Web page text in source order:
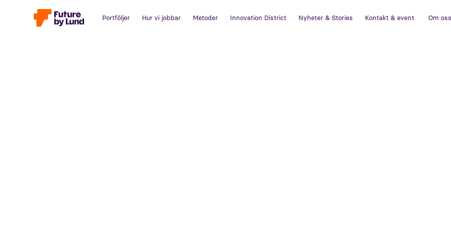
Portföljer Hur vi jobbar Metoder Innovation District Nyheter & Stories Kontakt & event Om